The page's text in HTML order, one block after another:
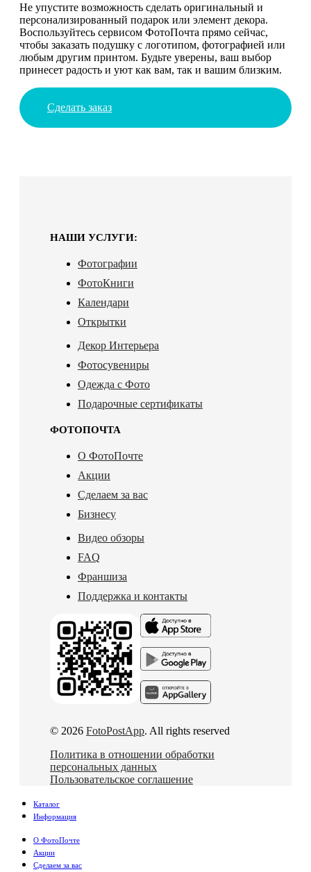
Не упустите возможность сделать оригинальный и
персонализированный подарок или элемент декора.
Воспользуйтесь сервисом ФотоПочта прямо сейчас,
чтобы заказать подушку с логотипом, фотографией или
любым другим принтом. Будьте уверены, ваш выбор
принесет радость и уют как вам, так и вашим близким.
Сделать заказ
НАШИ УСЛУГИ:
Фотографии
ФотоКниги
Календари
Открытки
Декор Интерьера
Фотосувениры
Одежда с Фото
Подарочные сертификаты
ФОТОПОЧТА
О ФотоПочте
Акции
Сделаем за вас
Бизнесу
Видео обзоры
FAQ
Франшиза
Поддержка и контакты
© 2026 FotoPostApp. All rights reserved
Политика в отношении обработки
персональных данных
Пользовательское соглашение
Каталог
Информация
О ФотоПочте
Акции
Сделаем за вас